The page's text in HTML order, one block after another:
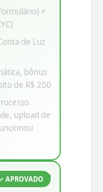
+
de Luz
bônus
de R$ 200
upload de
APROVADO
Rápido